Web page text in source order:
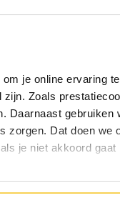
je online ervaring
Zoals
Daarnaast
zorgen. Dat doen
je niet akkoord
waterdicht
1van1
Zakelijk
Inschrijven